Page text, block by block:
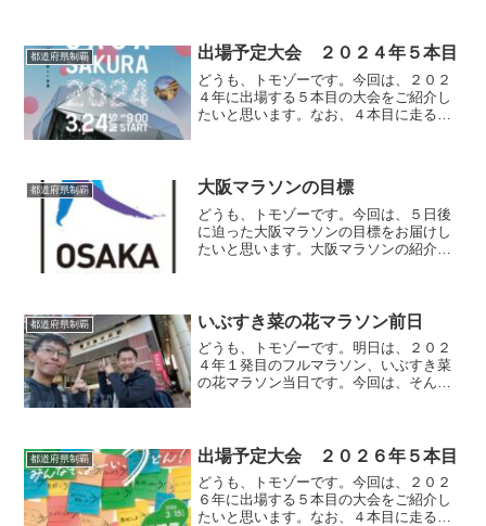
都道府県制覇 出場予定大会 ２０２４年５本目
どうも、トモゾーです。今回は、２０２
４年に出場する５本目の大会をご紹介し
たいと思います。なお、４本目に走る大
年３月２４日（日）です。...
都道府県制覇 大阪マラソンの目標
どうも、トモゾーです。今回は、５日後
に迫った大阪マラソンの目標をお届けし
たいと思います。大阪マラソンの紹介記
れから走るマラソンは当分...
都道府県制覇 いぶすき菜の花マラソン前日
どうも、トモゾーです。明日は、２０２
４年１発目のフルマラソン、いぶすき菜
の花マラソン当日です。今回は、そんな
菜の花マラソン前日石川〜鹿...
都道府県制覇 出場予定大会 ２０２６年５本目
どうも、トモゾーです。今回は、２０２
６年に出場する５本目の大会をご紹介し
たいと思います。なお、４本目に走る予